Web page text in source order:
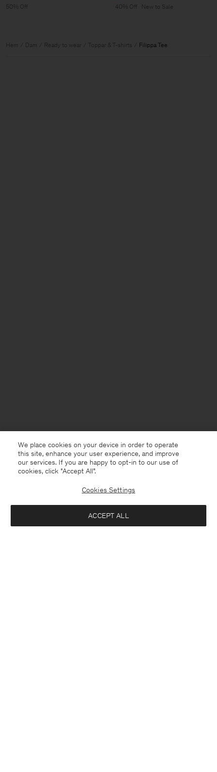
50% Off
40% Off
New to Sale
Hem Dam Ready to wear Toppar & T-shirts Filippa Tee
Sweden Svenska
We place cookies on your device in order to operate
this site, enhance your user experience, and improve
our services. If you are happy to opt-in to our use of
cookies, click "Accept All”.
Cookies Settings
ACCEPT ALL